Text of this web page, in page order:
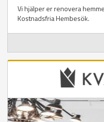
Vi hjälper er renovera
Kostnadsfria Hembesök.